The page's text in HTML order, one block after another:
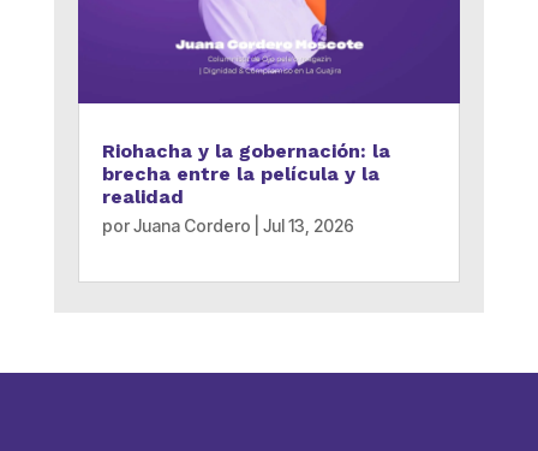
Riohacha y la gobernación: la
brecha entre la película y la
realidad
porJuana Cordero Jul 13, 2026